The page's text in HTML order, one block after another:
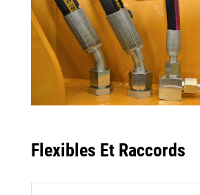
Flexibles Et Raccords